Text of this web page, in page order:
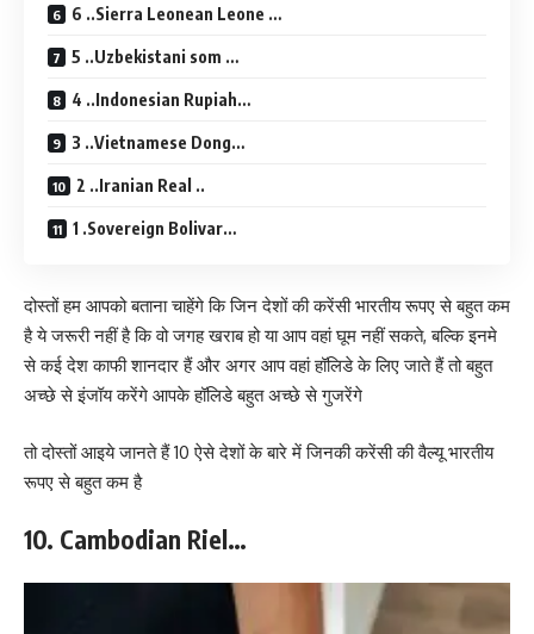
6 ..Sierra Leonean Leone …
5 ..Uzbekistani som …
4 ..Indonesian Rupiah…
3 ..Vietnamese Dong…
2 ..Iranian Real ..
1 .Sovereign Bolivar…
दोस्तों हम आपको बताना चाहेंगे कि जिन देशों की करेंसी भारतीय रूपए से बहुत कम
है ये जरूरी नहीं है कि वो जगह खराब हो या आप वहां घूम नहीं सकते, बल्कि इनमे
से कई देश काफी शानदार हैं और अगर आप वहां हॉलिडे के लिए जाते हैं तो बहुत
अच्छे से इंजॉय करेंगे आपके हॉलिडे बहुत अच्छे से गुजरेंगे
तो दोस्तों आइये जानते हैं 10 ऐसे देशों के बारे में जिनकी करेंसी की वैल्यू भारतीय
रूपए से बहुत कम है
10. Cambodian Riel…